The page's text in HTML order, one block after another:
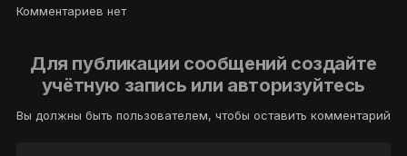
Комментариев нет
Для публикации сообщений создайте
учётную запись или авторизуйтесь
Вы должны быть пользователем, чтобы оставить комментарий